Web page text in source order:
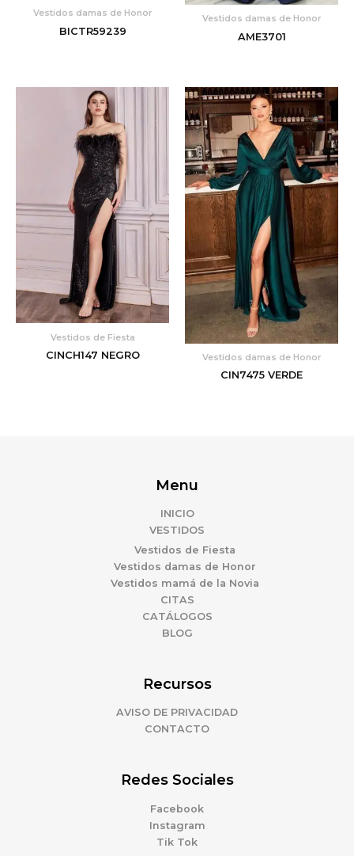
Vestidos damas de Honor
BICTR59239
Vestidos damas de Honor
AME3701
Vestidos de Fiesta
CINCH147 NEGRO Vestidos damas de Honor
CIN7475 VERDE
Menu
INICIO
VESTIDOS
Vestidos de Fiesta
Vestidos damas de Honor
Vestidos mamá de la Novia
CITAS
CATÁLOGOS
BLOG
Recursos
AVISO DE PRIVACIDAD
CONTACTO
Redes Sociales
Facebook
Instagram
Tik Tok